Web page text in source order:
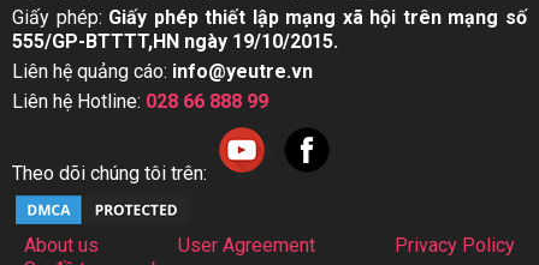
Giấy phép: Giấy phép thiết lập mạng xã hội trên mạng số
555/GP-BTTTT,HN ngày 19/10/2015.
Liên hệ quảng cáo: info@yeutre.vn
Liên hệ Hotline: 028 66 888 99
Theo dõi chúng tôi trên:
About us User Agreement
Privacy Policy